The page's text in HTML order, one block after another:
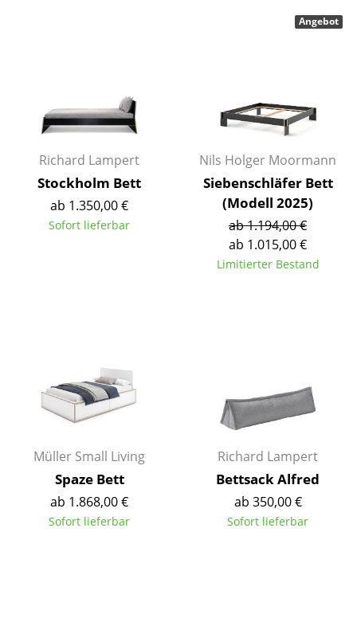
Schreibtischleuchten
Bodenleuchten
Wandleuchten
Doppelbetten
Einzelbetten
Kinderbetten
Nachttische & Bettzubehör
Richard Lampert
Stockholm Bett
ab 1.350,00 €
Sofort lieferbar
Nils Holger Moormann
Siebenschläfer Bett
(Modell 2025)
ab 1.194,00 €
ab 1.015,00 €
Limitierter Bestand
Angebot
Müller Small Living
Spaze Bett
ab 1.868,00 €
Sofort lieferbar
Richard Lampert
Bettsack Alfred
ab 350,00 €
Sofort lieferbar